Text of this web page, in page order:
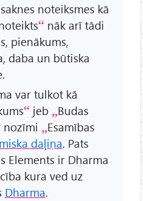
saknes noteiksmes kā
nāk arī tādi
pienākums,
daba un būtiska
var tulkot kā
jeb
Budas
nozīmi
Esamības
daļiņa. Pats
Elements ir Dharma
kura ved uz
Dharma.